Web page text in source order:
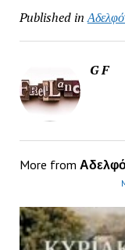
Published in
G F
More from